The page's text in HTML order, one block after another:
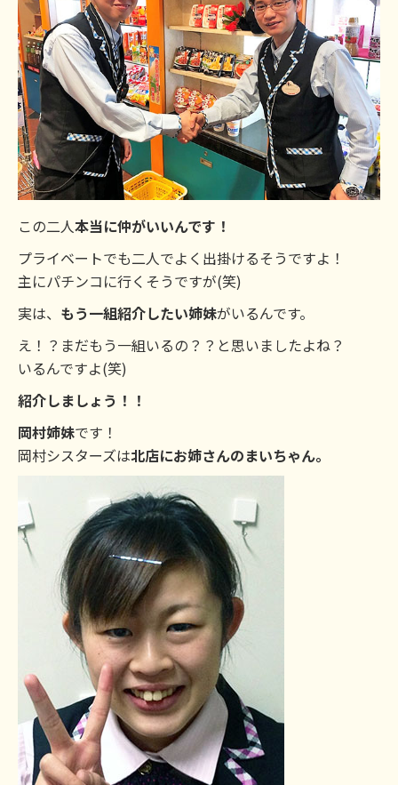
この二人本当に仲がいいんです！
プライベートでも二人でよく出掛けるそうですよ！
主にパチンコに行くそうですが(笑)
実は、 もう一組紹介したい姉妹がいるんです。
え！？まだもう一組いるの？？と思いましたよね？
いるんですよ(笑)
紹介しましょう！！
岡村姉妹です！
岡村シスターズは北店にお姉さんのまいちゃん。